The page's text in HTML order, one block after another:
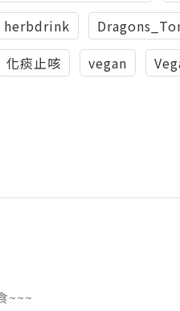
herbdrink
化痰止咳 vegan
~~~